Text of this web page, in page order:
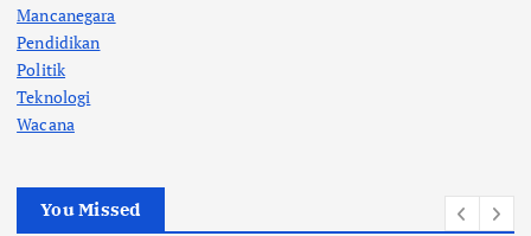
Mancanegara
Pendidikan
Politik
Teknologi
Wacana
You Missed